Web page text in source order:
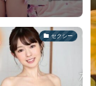
セクシー